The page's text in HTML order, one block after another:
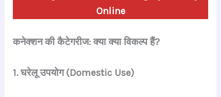
Online
कनेक्शन की कैटेगरीज: क्या क्या विकल्प हैं?
1. घरेलू उपयोग (Domestic Use)